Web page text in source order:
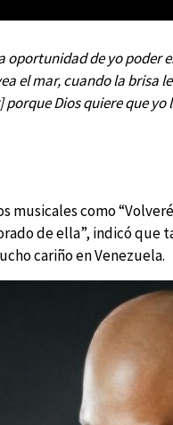
oportunidad de yo poder
el mar, cuando la brisa
Dios quiere que yo
como
de ella”, indicó
cariño en Venezuela.